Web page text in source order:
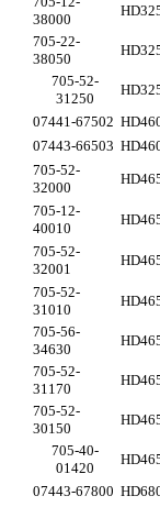
38000
705-22-
38050
705-52-
31250
07441-67502
07443-66503
705-52-
32000
705-12-
40010
705-52-
32001
705-52-
31010
705-56-
34630
705-52-
31170
705-52-
30150
705-40-
01420
07443-67800